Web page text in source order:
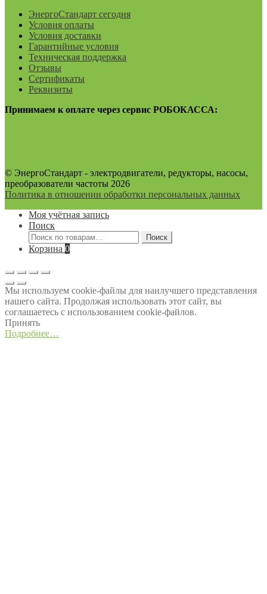
ЭнергоСтандарт сегодня
Условия оплаты
Условия доставки
Гарантийные условия
Техническая поддержка
Отзывы
Сертификаты
Реквизиты
Принимаем к оплате через сервис РОБОКАССА:
© ЭнергоСтандарт - электродвигатели, редукторы, насосы,
преобразователи частоты 2026
Политика в отношении обработки персональных данных
Моя учётная запись
Поиск
Искать:
Поиск
Корзина 0
Мы используем cookie-файлы для наилучшего представления
нашего сайта. Продолжая использовать этот сайт, вы
соглашаетесь с использованием cookie-файлов.
Принять
Подробнее…